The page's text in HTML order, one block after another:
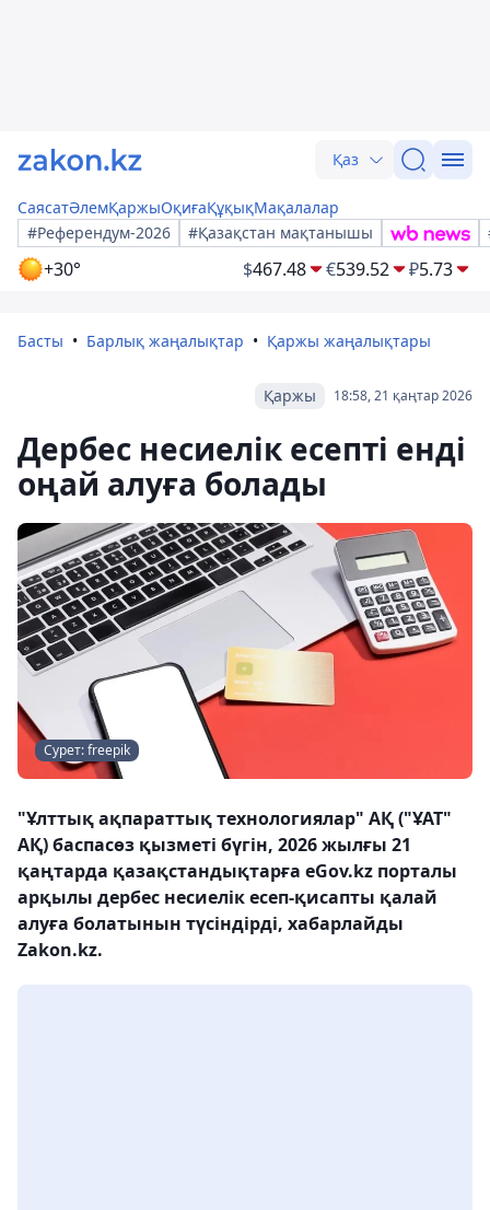
Қаз
СаясатӘлемҚаржыОқиғаҚұқықМақалалар
#Референдум-2026
#Қазақстан мақтанышы
+30° $467.48 €539.52 ₽5.73
Басты Барлық жаңалықтар Қаржы жаңалықтары
18:58, 21 қаңтар 2026
Қаржы
Дербес несиелік есепті енді
оңай алуға болады
Сурет: freepik
"Ұлттық ақпараттық технологиялар" АҚ ("ҰАТ"
АҚ) баспасөз қызметі бүгін, 2026 жылғы 21
қаңтарда қазақстандықтарға eGov.kz порталы
арқылы дербес несиелік есеп-қисапты қалай
алуға болатынын түсіндірді, хабарлайды
Zakon.kz.